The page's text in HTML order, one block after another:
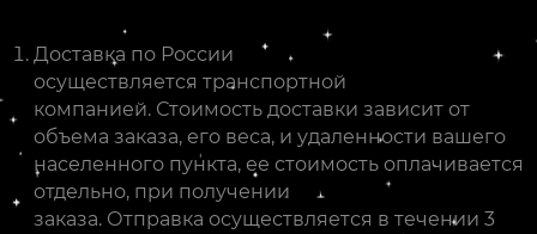
Доставка по России
осуществляется транспортной
компанией. Стоимость доставки зависит от
объема заказа, его веса, и удаленности вашего
населенного пункта, ее стоимость оплачивается
отдельно, при получении
заказа. Отправка осуществляется в течении 3